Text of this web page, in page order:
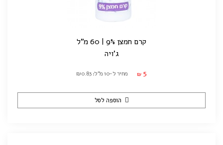
קרם חמצן 9% | 60 מ"ל
ג'ויה
₪ 5 מחיר ל-10 מ"ל: ₪0.83
הוספה לסל